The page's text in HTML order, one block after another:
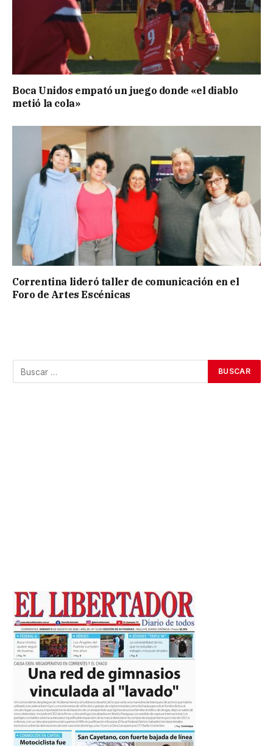
Boca Unidos empató un juego donde «el diablo
metió la cola»
Correntina lideró taller de comunicación en el
Foro de Artes Escénicas